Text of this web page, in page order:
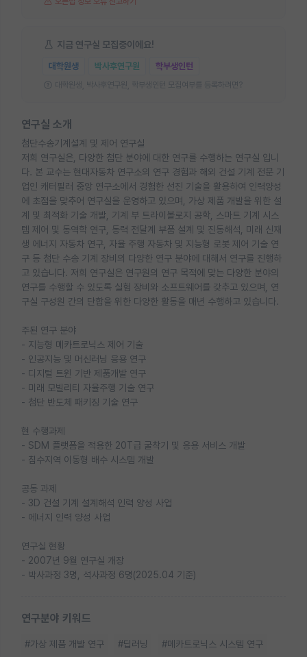
지금 연구실 모집중이에요!
대학원생 박사후연구원 학부생인턴
대학원생, 박사후연구원, 학부생인턴 모집여부를 등록하려면?
연구실 소개
첨단수송기계설계 및 제어 연구실
저희 연구실은, 다양한 첨단 분야에 대한 연구를 수행하는 연구실 입니
다. 본 교수는 현대자동차 연구소의 연구 경험과 해외 건설 기계 전문 기
업인 캐터필러 중앙 연구소에서 경험한 선진 기술을 활용하여 인력양성
에 초점을 맞추어 연구실을 운영하고 있으며, 가상 제품 개발을 위한 설
계 및 최적화 기술 개발, 기계 부 트라이볼로지 공학, 스마트 기계 시스
템 제어 및 동역학 연구, 동력 전달계 부품 설계 및 진동해석, 미래 신재
생 에너지 자동차 연구, 자율 주행 자동차 및 지능형 로봇 제어 기술 연
구 등 첨단 수송 기계 장비의 다양한 연구 분야에 대해서 연구를 진행하
고 있습니다. 저희 연구실은 연구원의 연구 목적에 맞는 다양한 분야의
연구를 수행할 수 있도록 실험 장비와 소프트웨어를 갖추고 있으며, 연
구실 구성원 간의 단합을 위한 다양한 활동을 매년 수행하고 있습니다.
주된 연구 분야
- 지능형 메카트로닉스 제어 기술
- 인공지능 및 머신러닝 응용 연구
- 디지털 트윈 기반 제품개발 연구
- 미래 모빌리티 자율주행 기술 연구
- 첨단 반도체 패키징 기술 연구
현 수행과제
- SDM 플랫폼을 적용한 20T급 굴착기 및 응용 서비스 개발
- 침수지역 이동형 배수 시스템 개발
공동 과제
- 3D 건설 기계 설계해석 인력 양성 사업
- 에너지 인력 양성 사업
연구실 현황
- 2007년 9월 연구실 개장
- 박사과정 3명, 석사과정 6명(2025.04 기준)
연구분야 키워드
#가상 제품 개발 연구 #딥러닝 #메카트로닉스 시스템 연구